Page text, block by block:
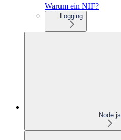
Warum ein NIF?
Logging
Node.js